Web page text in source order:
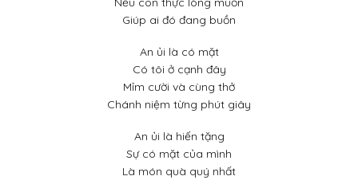
Giúp ai đó đang buồn
An ủi là có mặt
Có tôi ở cạnh đây
Mỉm cười và cùng thở
Chánh niệm từng phút giây
An ủi là hiến tặng
Sự có mặt của mình
Là món quà quý nhất